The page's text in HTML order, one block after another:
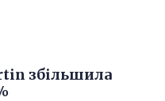
збільшила